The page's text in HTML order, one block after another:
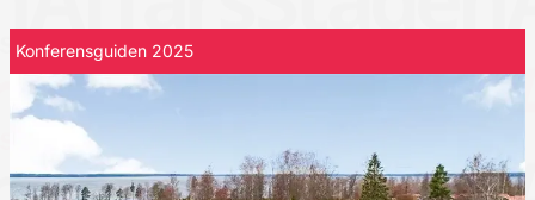
Konferensguiden 2025